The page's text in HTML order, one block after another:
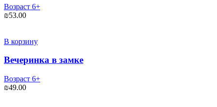
Возраст 6+
₪53.00
В корзину
Вечеринка в замке
Возраст 6+
₪49.00